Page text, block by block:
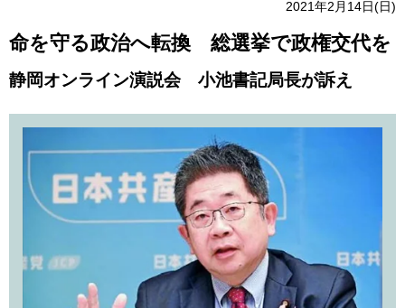
2021年2月14日(日)
命を守る政治へ転換 総選挙で政権交代を
静岡オンライン演説会 小池書記局長が訴え